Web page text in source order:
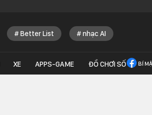
Better List nhạc AI
XE APPS-GAME ĐỒ CHƠI SỐ BÍ